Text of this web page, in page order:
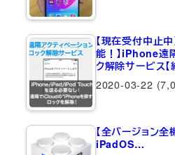
【現在受付中止
能！】iPhone遠
ク解除サービス【
2020-03-22
【全バージョン
iPadOS…